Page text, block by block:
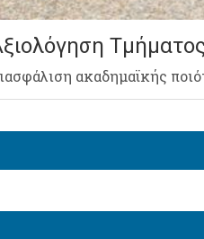
Τμήματος
ακαδημαϊκής